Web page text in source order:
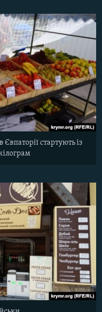
стартують із